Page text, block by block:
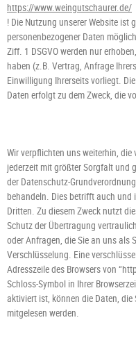
https://www.weingutschaurer.de/
! Die Nutzung unserer Website ist
personenbezogener Daten
Ziff. 1 DSGVO werden nur
haben (z.B. Vertrag, Anfrage
Einwilligung Ihrerseits vorliegt.
Daten erfolgt zu dem Zweck, die
Wir verpflichten uns weiterhin,
jederzeit mit größter Sorgfalt und
der Datenschutz-
behandeln. Dies betrifft auch und
Dritten. Zu diesem Zweck nutzt
Schutz der Übertragung
oder Anfragen, die Sie an uns als
Verschlüsselung. Eine
Adresszeile des Browsers von
Schloss-Symbol in Ihrer
aktiviert ist, können die Daten,
mitgelesen werden.